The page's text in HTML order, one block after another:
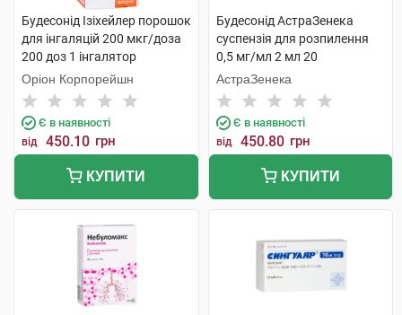
Будесонід Ізіхейлер порошок
для інгаляцій 200 мкг/доза
200 доз 1 інгалятор
Оріон Корпорейшн
Є в наявності
від 450.10 грн
КУПИТИ
Будесонід АстраЗенека
суспензія для розпилення
0,5 мг/мл 2 мл 20
контейнерів
АстраЗенека
Є в наявності
від 450.80 грн
КУПИТИ